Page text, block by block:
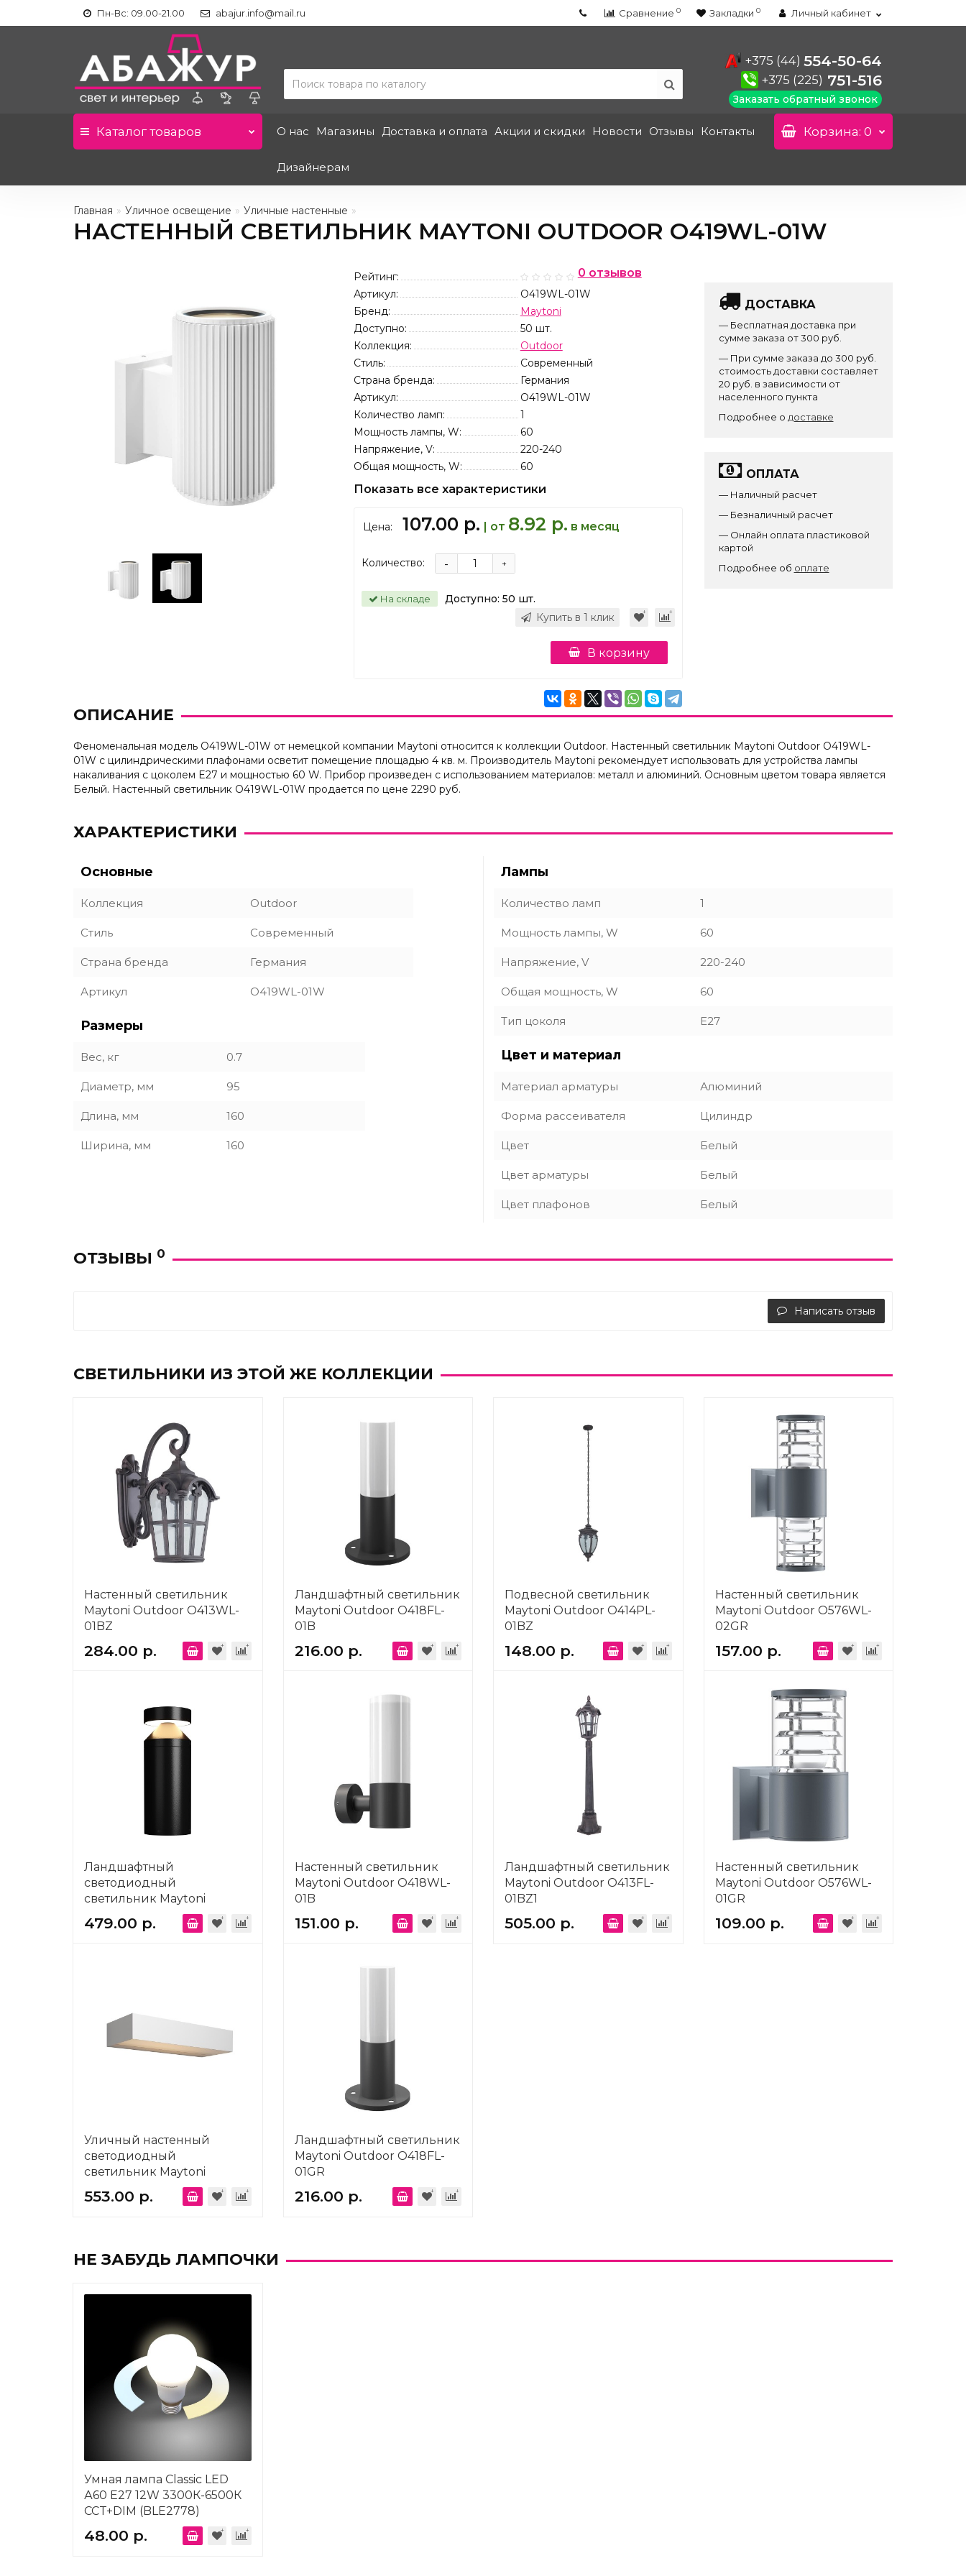
Пн-Вс: 09.00-21.00 abajur.info@mail.ru Сравнение 0 Закладки 0 Личный кабинет
+375 (44) 554-50-64
+375 (225) 751-516
Заказать обратный звонок
Каталогтоваров О нас Магазины Доставка и оплата Акции и скидки Новости Отзывы Контакты
Дизайнерам
Корзина: 0
Главная Уличное освещение Уличные настенные
НАСТЕННЫЙ СВЕТИЛЬНИК MAYTONI OUTDOOR O419WL-01W
Рейтинг: 0 отзывов
Артикул:
O419WL-01W
Бренд:
Maytoni
Доступно:
50 шт.
Коллекция:
Outdoor
Стиль:
Современный
Страна бренда:
Германия
Артикул:
O419WL-01W
Количество ламп:
1
Мощность лампы, W:
60
Напряжение, V:
220-240
Общая мощность, W:
60
Показать все характеристики
Цена: 107.00 р. | от 8.92 р. в месяц
Количество: +
-
На складе Доступно: 50 шт.
Купить в 1 клик
В корзину
ДОСТАВКА
— Бесплатная доставка при
сумме заказа от 300 руб.
— При сумме заказа до 300 руб.
стоимость доставки составляет
20 руб. в зависимости от
населенного пункта
Подробнее о доставке
ОПЛАТА
— Наличный расчет
— Безналичный расчет
— Онлайн оплата пластиковой
картой
Подробнее об оплате
ОПИСАНИЕ
Феноменальная модель O419WL-01W от немецкой компании Maytoni относится к коллекции Outdoor. Настенный светильник Maytoni Outdoor O419WL-
01W с цилиндрическими плафонами осветит помещение площадью 4 кв. м. Производитель Maytoni рекомендует использовать для устройства лампы
накаливания с цоколем E27 и мощностью 60 W. Прибор произведен с использованием материалов: металл и алюминий. Основным цветом товара является
Белый. Настенный светильник O419WL-01W продается по цене 2290 руб.
ХАРАКТЕРИСТИКИ
Основные
Коллекция Outdoor
Стиль Современный
Страна бренда Германия
Артикул O419WL-01W
Размеры
Вес, кг 0.7
Диаметр, мм 95
Длина, мм 160
Ширина, мм 160
Лампы
Количество ламп 1
Мощность лампы, W 60
Напряжение, V 220-240
Общая мощность, W 60
Тип цоколя E27
Цвет и материал
Материал арматуры Алюминий
Форма рассеивателя Цилиндр
Цвет Белый
Цвет арматуры Белый
Цвет плафонов Белый
ОТЗЫВЫ 0
Написать отзыв
СВЕТИЛЬНИКИ ИЗ ЭТОЙ ЖЕ КОЛЛЕКЦИИ
Настенный светильник
Maytoni Outdoor O413WL-
01BZ
284.00 р.
Ландшафтный светильник
Maytoni Outdoor O418FL-
01B
216.00 р.
Подвесной светильник
Maytoni Outdoor O414PL-
01BZ
148.00 р.
Настенный светильник
Maytoni Outdoor O576WL-
02GR
157.00 р.
Ландшафтный
светодиодный
светильник Maytoni
Outdoor Olten O591FL-
L12GF3K
479.00 р.
Настенный светильник
Maytoni Outdoor O418WL-
01B
151.00 р.
Ландшафтный светильник
Maytoni Outdoor O413FL-
01BZ1
505.00 р.
Настенный светильник
Maytoni Outdoor O576WL-
01GR
109.00 р.
Уличный настенный
светодиодный
светильник Maytoni
Outdoor Lot O428WL-
L20W3K
553.00 р.
Ландшафтный светильник
Maytoni Outdoor O418FL-
01GR
216.00 р.
НЕ ЗАБУДЬ ЛАМПОЧКИ
Умная лампа Classic LED
А60 Е27 12W 3300К-6500К
CCT+DIM (BLE2778)
Elektrostandard a071004
48.00 р.